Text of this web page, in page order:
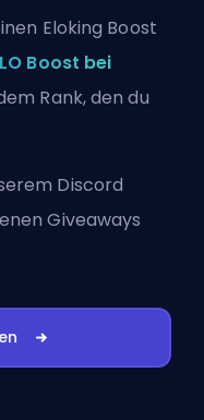
Eloking Boost
Boost bei
Rank, den du
Discord
Giveaways